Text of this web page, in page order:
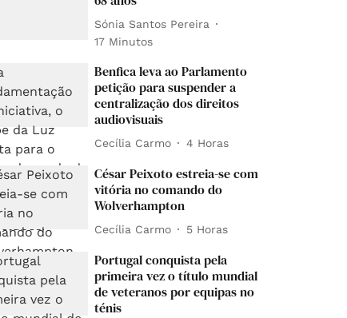
Sónia Santos Pereira
17 Minutos
Benfica leva ao Parlamento
petição para suspender a
centralização dos direitos
audiovisuais
Cecília Carmo 4 Horas
César Peixoto estreia-se com
vitória no comando do
Wolverhampton
Cecília Carmo 5 Horas
Portugal conquista pela
primeira vez o título mundial
de veteranos por equipas no
ténis